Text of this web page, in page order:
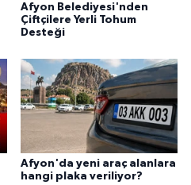
Afyon Belediyesi'nden
Çiftçilere Yerli Tohum
Desteği
Afyon'da yeni araç alanlara
hangi plaka veriliyor?